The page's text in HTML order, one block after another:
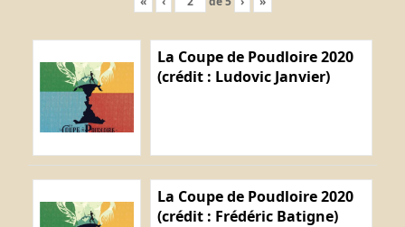
La Coupe de Poudloire 2020
(crédit : Ludovic Janvier)
La Coupe de Poudloire 2020
(crédit : Frédéric Batigne)